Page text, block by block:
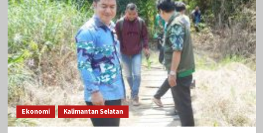
Ekonomi Kalimantan Selatan